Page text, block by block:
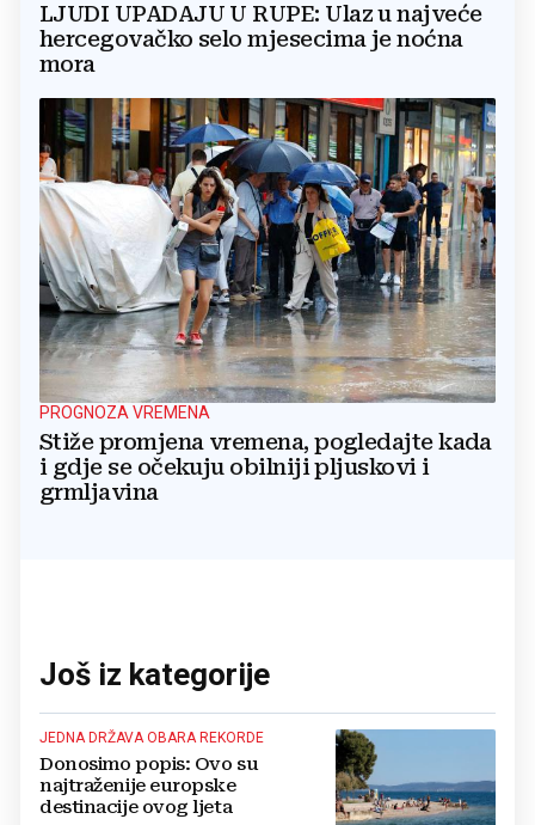
LJUDI UPADAJU U RUPE: Ulaz u najveće
hercegovačko selo mjesecima je noćna
mora
PROGNOZA VREMENA
Stiže promjena vremena, pogledajte kada
i gdje se očekuju obilniji pljuskovi i
grmljavina
Još iz kategorije
JEDNA DRŽAVA OBARA REKORDE
Donosimo popis: Ovo su
najtraženije europske
destinacije ovog ljeta